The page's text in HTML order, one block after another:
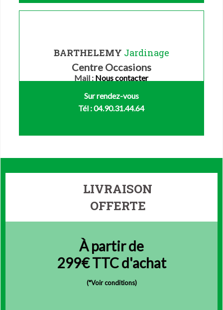
BARTHELEMY Jardinage
Centre Occasions
Mail : Nous contacter
Sur rendez-vous
Tél : 04.90.31.44.64
LIVRAISON
OFFERTE
À partir de
299€ TTC d'achat
(*Voir conditions)